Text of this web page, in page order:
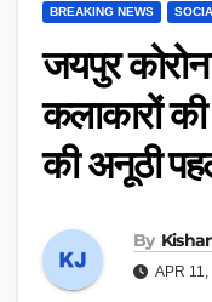
BREAKING NEWS
जयपुर
कलाकारों
की अनूठी
By
APR